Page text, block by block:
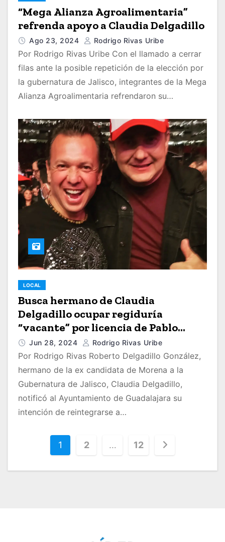
“Mega Alianza Agroalimentaria”
refrenda apoyo a Claudia Delgadillo
Ago 23, 2024 Rodrigo Rivas Uribe
Por Rodrigo Rivas Uribe Con el llamado a cerrar
filas ante la posible repetición de la elección por
la gubernatura de Jalisco, integrantes de la Mega
Alianza Agroalimentaria refrendaron su…
LOCAL
Busca hermano de Claudia
Delgadillo ocupar regiduría
“vacante” por licencia de Pablo
Lemus
Jun 28, 2024 Rodrigo Rivas Uribe
Por Rodrigo Rivas Roberto Delgadillo González,
hermano de la ex candidata de Morena a la
Gubernatura de Jalisco, Claudia Delgadillo,
notificó al Ayuntamiento de Guadalajara su
intención de reintegrarse a…
1 2 … 12